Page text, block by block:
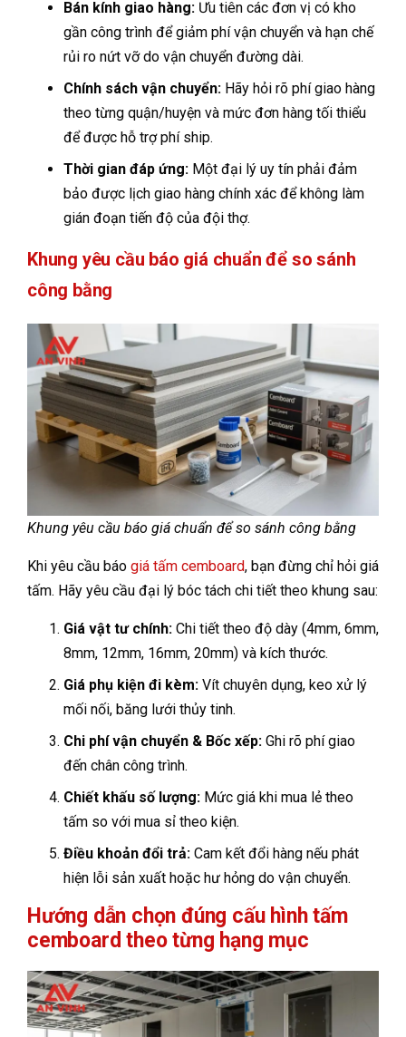
Bán kính giao hàng: Ưu tiên các đơn vị có kho
gần công trình để giảm phí vận chuyển và hạn chế
rủi ro nứt vỡ do vận chuyển đường dài.
Chính sách vận chuyển: Hãy hỏi rõ phí giao hàng
theo từng quận/huyện và mức đơn hàng tối thiểu
để được hỗ trợ phí ship.
Thời gian đáp ứng: Một đại lý uy tín phải đảm
bảo được lịch giao hàng chính xác để không làm
gián đoạn tiến độ của đội thợ.
Khung yêu cầu báo giá chuẩn để so sánh
công bằng
Khung yêu cầu báo giá chuẩn để so sánh công bằng
Khi yêu cầu báo giá tấm cemboard, bạn đừng chỉ hỏi giá
tấm. Hãy yêu cầu đại lý bóc tách chi tiết theo khung sau:
Giá vật tư chính: Chi tiết theo độ dày (4mm, 6mm,
8mm, 12mm, 16mm, 20mm) và kích thước.
Giá phụ kiện đi kèm: Vít chuyên dụng, keo xử lý
mối nối, băng lưới thủy tinh.
Chi phí vận chuyển & Bốc xếp: Ghi rõ phí giao
đến chân công trình.
Chiết khấu số lượng: Mức giá khi mua lẻ theo
tấm so với mua sỉ theo kiện.
Điều khoản đổi trả: Cam kết đổi hàng nếu phát
hiện lỗi sản xuất hoặc hư hỏng do vận chuyển.
Hướng dẫn chọn đúng cấu hình tấm
cemboard theo từng hạng mục